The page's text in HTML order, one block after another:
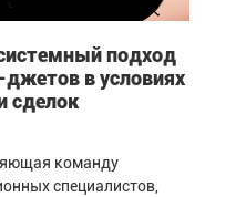
подход
в условиях
сделок
команду
специалистов,